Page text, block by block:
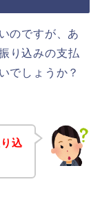
のですが、あ
り込みの支払
でしょうか？
込